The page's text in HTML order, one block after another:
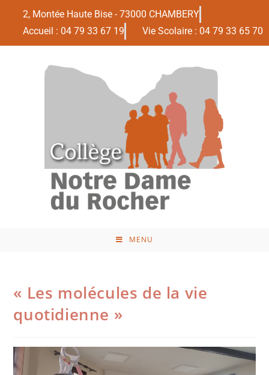
2, Montée Haute Bise - 73000 CHAMBERY
Accueil : 04 79 33 67 19
Vie Scolaire : 04 79 33 65 70
MENU
« Les molécules de la vie
quotidienne »